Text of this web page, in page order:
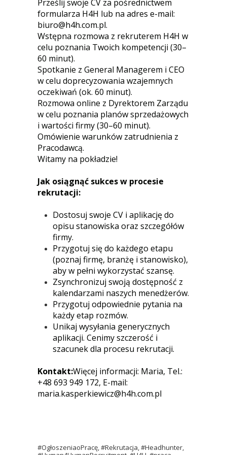
Prześlij swoje CV za pośrednictwem
formularza H4H lub na adres e-mail:
biuro@h4h.com.pl.
Wstępna rozmowa z rekruterem H4H w
celu poznania Twoich kompetencji (30–
60 minut).
Spotkanie z General Managerem i CEO
w celu doprecyzowania wzajemnych
oczekiwań (ok. 60 minut).
Rozmowa online z Dyrektorem Zarządu
w celu poznania planów sprzedażowych
i wartości firmy (30–60 minut).
Omówienie warunków zatrudnienia z
Pracodawcą.
Witamy na pokładzie!
Jak osiągnąć sukces w procesie
rekrutacji:
Dostosuj swoje CV i aplikację do
opisu stanowiska oraz szczegółów
firmy.
Przygotuj się do każdego etapu
(poznaj firmę, branżę i stanowisko),
aby w pełni wykorzystać szansę.
Zsynchronizuj swoją dostępność z
kalendarzami naszych menedżerów.
Przygotuj odpowiednie pytania na
każdy etap rozmów.
Unikaj wysyłania generycznych
aplikacji. Cenimy szczerość i
szacunek dla procesu rekrutacji.
Kontakt:Więcej informacji: Maria, Tel.:
+48 693 949 172, E-mail:
maria.kasperkiewicz@h4h.com.pl
#OgłoszeniaoPracę, #Rekrutacja, #Headhunter,